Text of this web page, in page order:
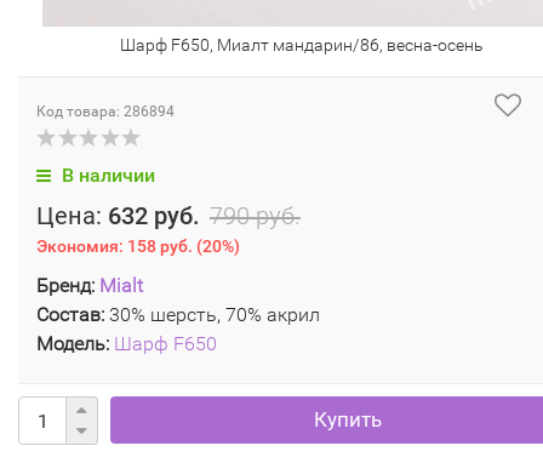
Шарф F650, Миалт мандарин/86, весна-осень
Код товара: 286894
В наличии
Цена: 632 руб. 790 руб.
Экономия: 158 руб. (20%)
Бренд: Mialt
Состав: 30% шерсть, 70% акрил
Модель: Шарф F650
Купить